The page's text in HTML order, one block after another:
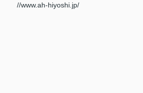
//www.ah-hiyoshi.jp/